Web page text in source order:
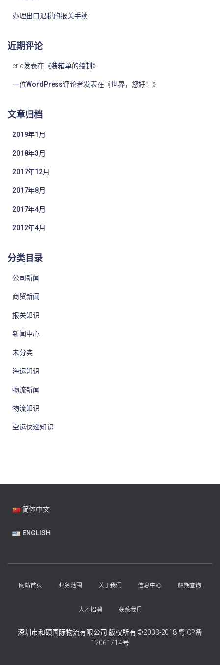
办理出口退税的报关手续
近期评论
eric发表在《装箱单的缮制》
一位WordPress评论者发表在《世界，您好！ 》
文章归档
2019年1月
2018年3月
2017年12月
2017年8月
2017年4月
2012年4月
分类目录
公司新闻
商贸新闻
报关知识
新闻中心
未分类
海运知识
物流新闻
物流知识
空运快递知识
简体中文
ENGLISH
网站首页 业务范围 关于我们 信息中心 船期查询
人才招聘 联系我们
深圳市和硕国际物流有限公司 版权所有 ©2003-2018粤ICP备
12061714号